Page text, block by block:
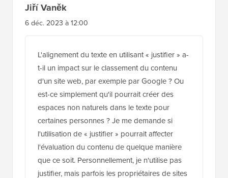
Jiří Vaněk
6 déc. 2023 à 12:00
L'alignement du texte en utilisant « justifier » a-
t-il un impact sur le classement du contenu
d'un site web, par exemple par Google ? Ou
est-ce simplement qu'il pourrait créer des
espaces non naturels dans le texte pour
certaines personnes ? Je me demande si
l'utilisation de « justifier » pourrait affecter
l'évaluation du contenu de quelque manière
que ce soit. Personnellement, je n'utilise pas
justifier, mais parfois les propriétaires de sites